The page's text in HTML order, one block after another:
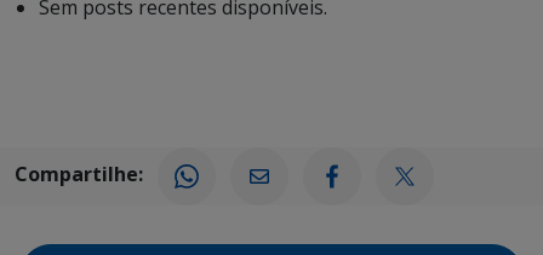
Sem posts recentes disponíveis.
Compartilhe: